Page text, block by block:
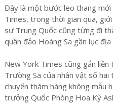
Đây là một bước leo thang mới
Times, trong thời gian qua,
sự Trung Quốc cũng từng đi
quần đảo Hoàng Sa gần lục
New York Times cũng gắn
Trường Sa của nhân vật số
chuyến thăm hàng không mẫu
trưởng Quốc Phòng Hoa Kỳ